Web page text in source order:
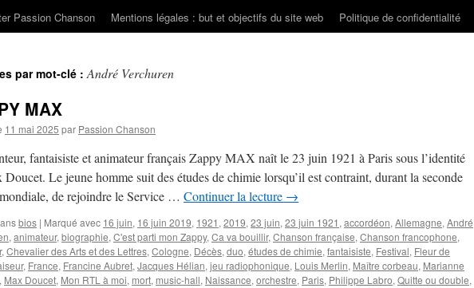
Passion Chanson
Mentions légales : but et objectifs du site web Politique de confidentialité
par mot-clé :André Verchuren
MAX
11 mai 2025 par Passion Chanson
fantaisiste et animateur français Zappy MAX naît le 23 juin 1921 à Paris sous l’identité
Doucet. Le jeune homme suit des études de chimie lorsqu’il est contraint, durant la seconde
de rejoindre le Service … Continuer la lecture →
bios | Marqué avec 16 juin, 16 juin 2019, 1921 , 2019, 23 juin, 23 juin 1921 , accordéon, Allemagne, André
, animateur, biographie, C'est parti mon Zappy, Ca va bouillir, Chanson française, Chanson francophone,
, Chevalier des Arts et des Lettres, Cologne, Décès, duo, études de chimie, fantaisiste, Festival, Fleur de
, France, Francine Aubret, Jacques Hélian, jeu radiophonique, Louis Merlin, Maître corbeau, Marianne
, Max Doucet, Mon RTL à moi, mort, music-hall, Naissance, orchestre, Paris, Philippe Labro, Quitte ou double,